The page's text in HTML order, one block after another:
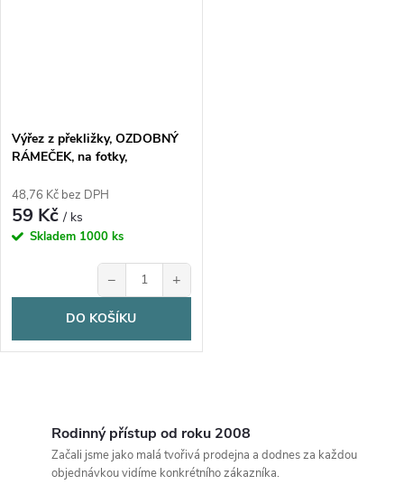
Výřez z překližky, OZDOBNÝ
RÁMEČEK, na fotky,
48,76 Kč bez DPH
59 Kč/ ks
Skladem 1000 ks
− +
DO KOŠÍKU
Rodinný přístup od roku 2008
Začali jsme jako malá tvořivá prodejna a dodnes za každou
objednávkou vidíme konkrétního zákazníka.